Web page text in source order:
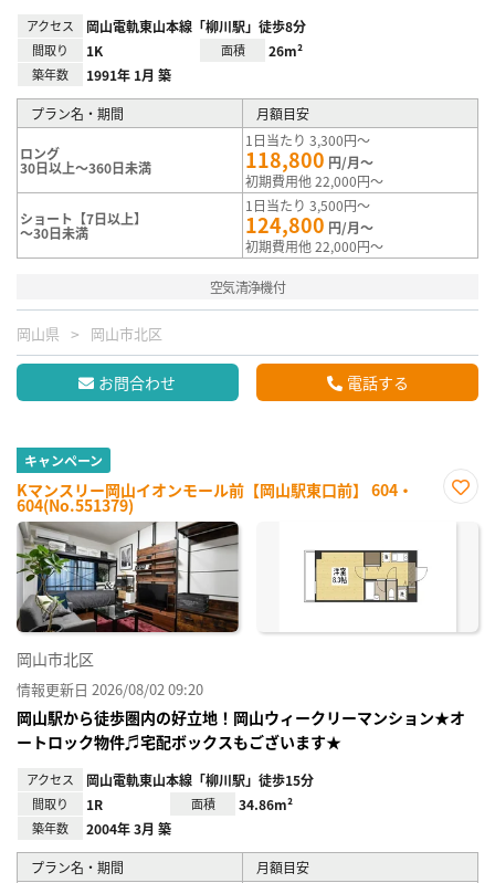
アクセス 岡山電軌東山本線「柳川駅」徒歩8分
間取り 1K 面積 26m²
築年数 1991年 1月 築
プラン名・期間 月額目安
ロング
30日以上～360日未満
1日当たり 3,300円～
118,800 円/月～
初期費用他 22,000円～
ショート【7日以上】
～30日未満
1日当たり 3,500円～
124,800 円/月～
初期費用他 22,000円～
空気清浄機付
岡山県 岡山市北区
お問合わせ 電話する
キャンペーン
Kマンスリー岡山イオンモール前【岡山駅東口前】 604・
604(No.551379)
に入
岡山市北区
情報更新日 2026/08/02 09:20
岡山駅から徒歩圏内の好立地！岡山ウィークリーマンション★オ
ートロック物件♬宅配ボックスもございます★
アクセス 岡山電軌東山本線「柳川駅」徒歩15分
間取り 1R 面積 34.86m²
築年数 2004年 3月 築
プラン名・期間 月額目安